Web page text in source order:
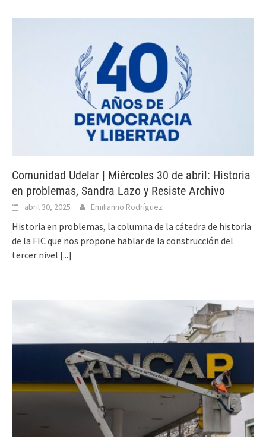
Comunidad Udelar | Miércoles 30 de abril: Historia
en problemas, Sandra Lazo y Resiste Archivo
abril 30, 2025 Emilianno Rodríguez
Historia en problemas, la columna de la cátedra de historia
de la FIC que nos propone hablar de la construcción del
tercer nivel [...]